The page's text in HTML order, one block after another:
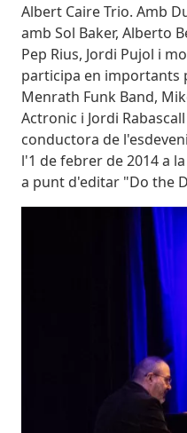
Albert Caire Trio. Amb
amb Sol Baker, Alberto
Pep Rius, Jordi Pujol i
participa en importants
Menrath Funk Band,
Actronic i Jordi
conductora de
l'1 de febrer de 2014 a la
a punt d'editar "Do the